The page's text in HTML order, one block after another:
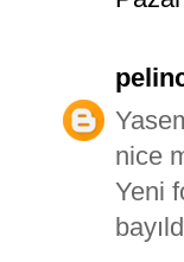
nice
Yeni